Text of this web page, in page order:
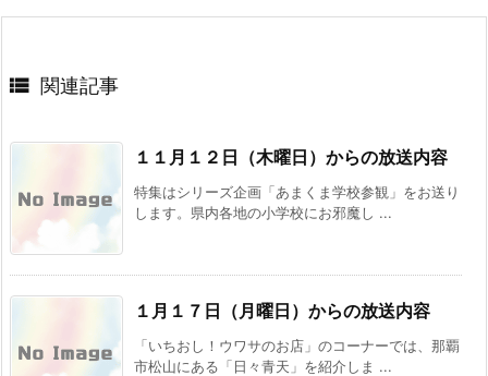
 関連記事
１１月１２日（木曜日）からの放送内容
特集はシリーズ企画「あまくま学校参観」をお送り
します。県内各地の小学校にお邪魔し ...
１月１７日（月曜日）からの放送内容
「いちおし！ウワサのお店」のコーナーでは、那覇
市松山にある「日々青天」を紹介しま ...